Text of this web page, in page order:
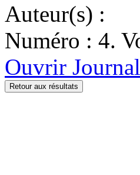
Auteur(s) :
Numéro : 4.
Ouvrir
Retour aux résultats